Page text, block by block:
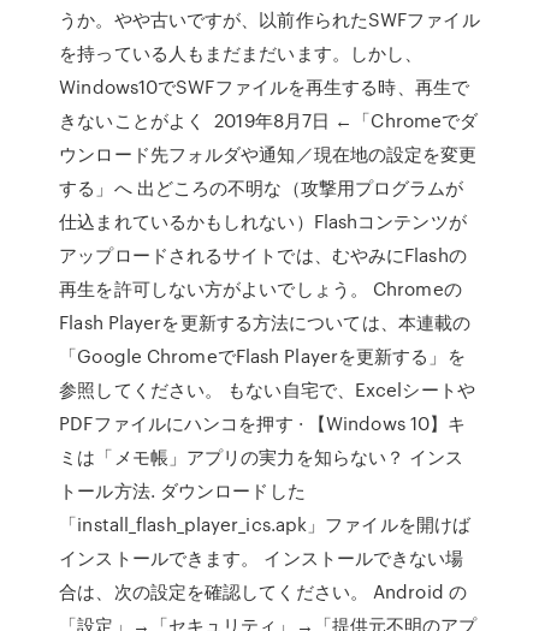
うか。やや古いですが、以前作られたSWFファイル
を持っている人もまだまだいます。しかし、
Windows10でSWFファイルを再生する時、再生で
きないことがよく 2019年8月7日 ←「Chromeでダ
ウンロード先フォルダや通知／現在地の設定を変更
する」へ 出どころの不明な（攻撃用プログラムが
仕込まれているかもしれない）Flashコンテンツが
アップロードされるサイトでは、むやみにFlashの
再生を許可しない方がよいでしょう。 Chromeの
Flash Playerを更新する方法については、本連載の
「Google ChromeでFlash Playerを更新する」を
参照してください。 もない自宅で、Excelシートや
PDFファイルにハンコを押す · 【Windows 10】キ
ミは「メモ帳」アプリの実力を知らない？ インス
トール方法. ダウンロードした
「install_flash_player_ics.apk」ファイルを開けば
インストールできます。 インストールできない場
合は、次の設定を確認してください。 Android の
「設定」→「セキュリティ」→「提供元不明のアプ